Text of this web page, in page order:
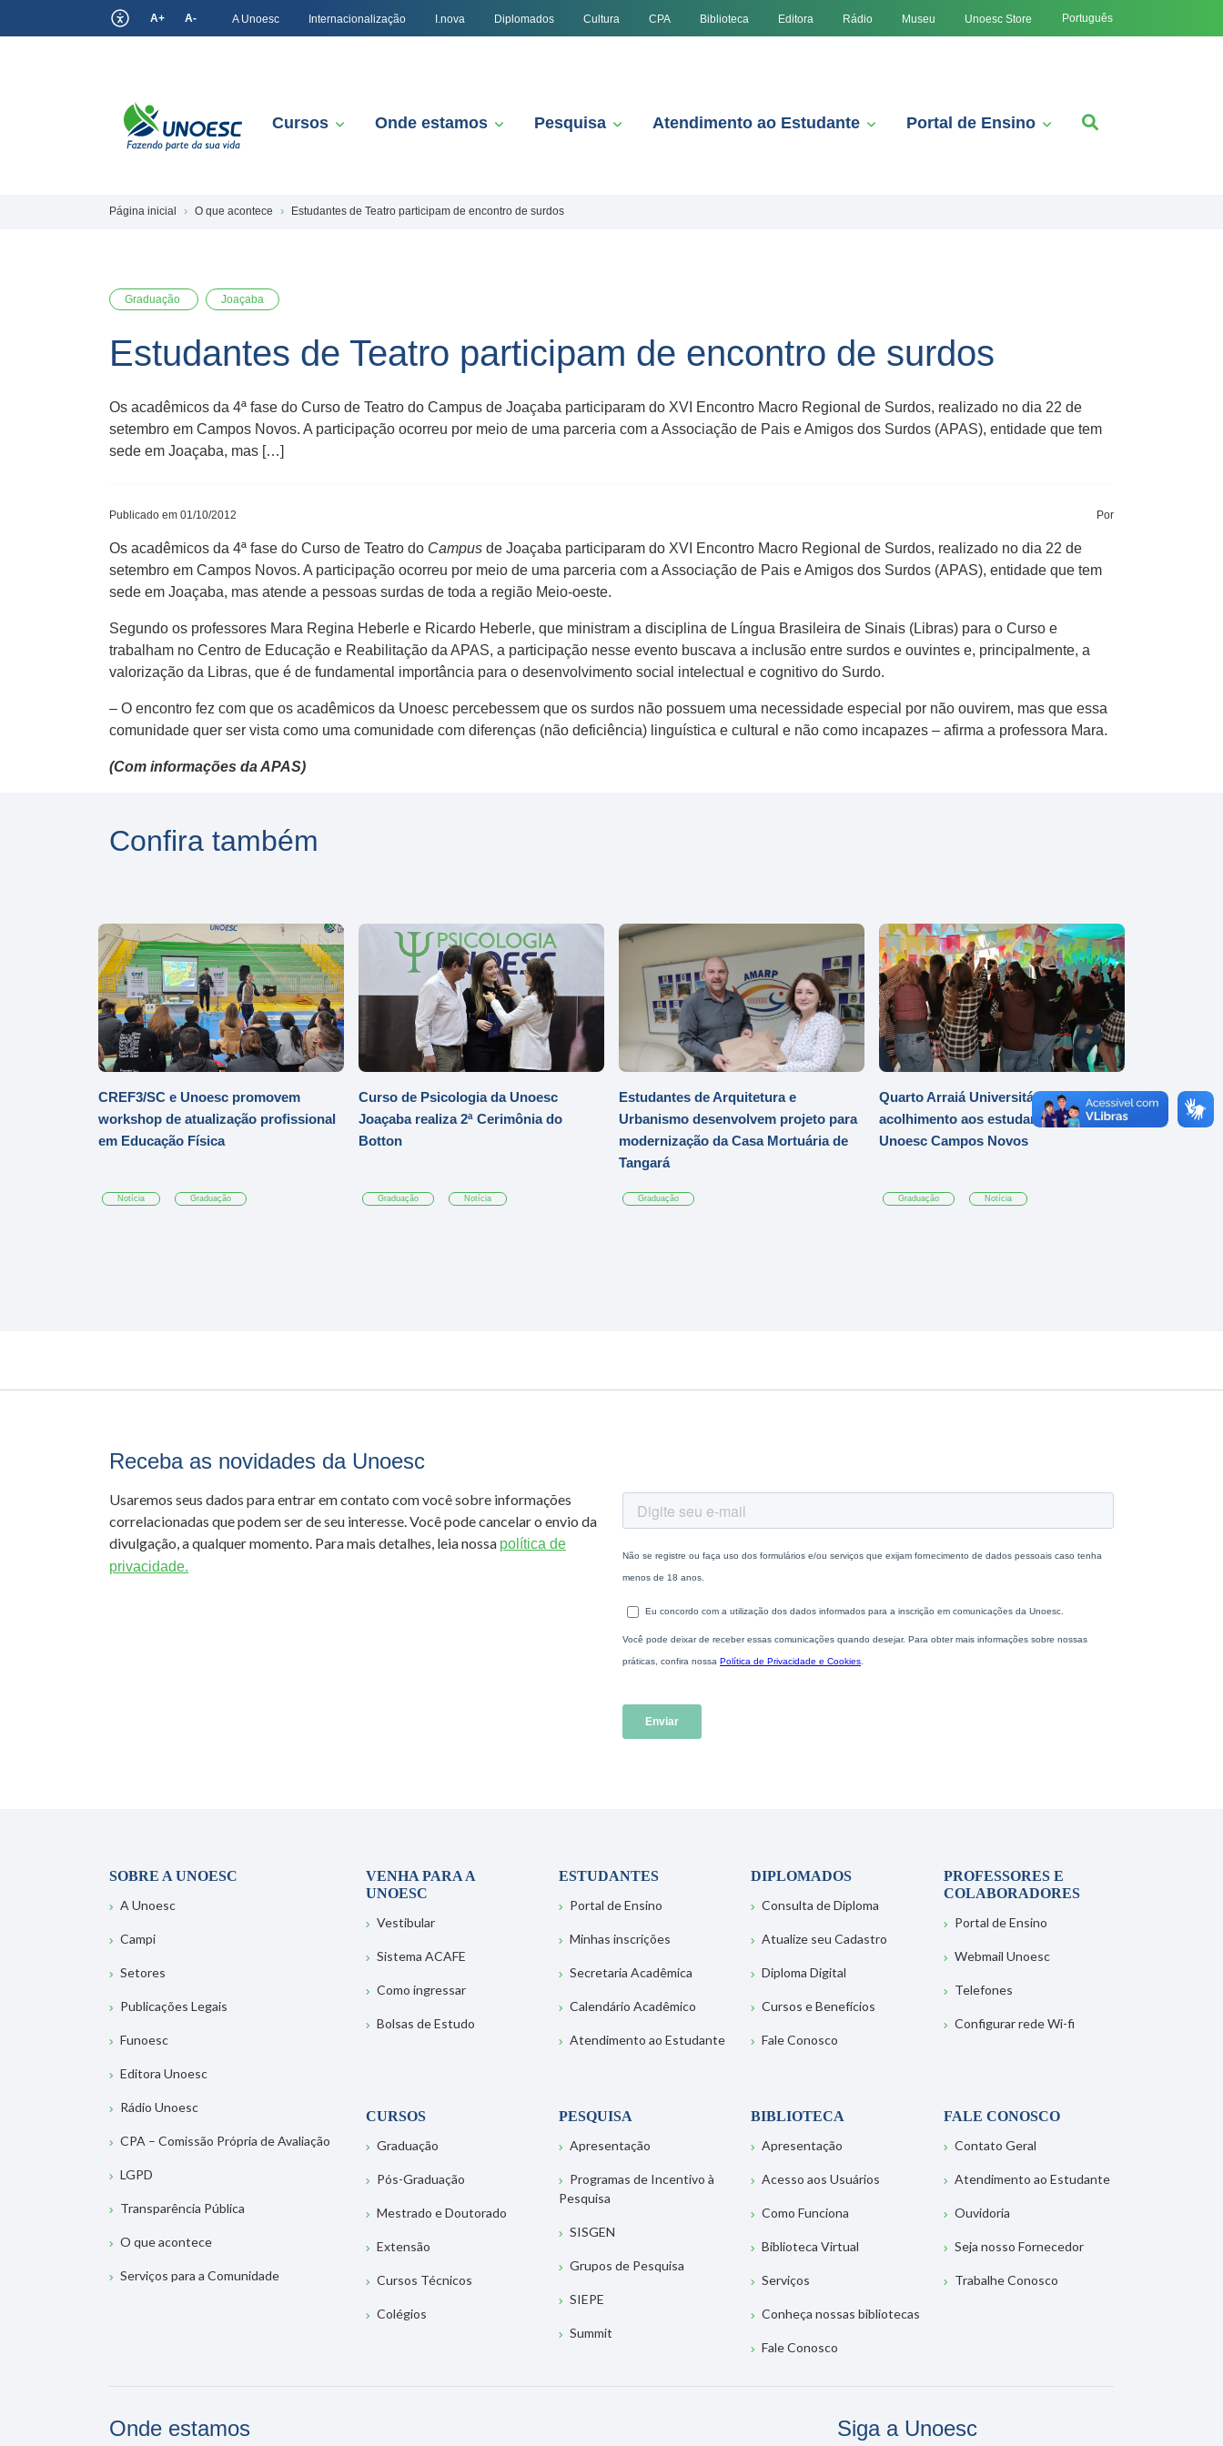
A+ A- A Unoesc Internacionalização I.nova Diplomados Cultura CPA Biblioteca Editora Rádio Museu Unoesc Store Português
Cursos Onde estamos Pesquisa Atendimento ao Estudante Portal de Ensino
Página inicial O que acontece Estudantes de Teatro participam de encontro de surdos
Graduação Joaçaba
Estudantes de Teatro participam de encontro de surdos
Os acadêmicos da 4ª fase do Curso de Teatro do Campus de Joaçaba participaram do XVI Encontro Macro Regional de Surdos, realizado no dia 22 de
setembro em Campos Novos. A participação ocorreu por meio de uma parceria com a Associação de Pais e Amigos dos Surdos (APAS), entidade que tem
sede em Joaçaba, mas […]
Publicado em 01/10/2012 Por
Os acadêmicos da 4ª fase do Curso de Teatro do Campus de Joaçaba participaram do XVI Encontro Macro Regional de Surdos, realizado no dia 22 de
setembro em Campos Novos. A participação ocorreu por meio de uma parceria com a Associação de Pais e Amigos dos Surdos (APAS), entidade que tem
sede em Joaçaba, mas atende a pessoas surdas de toda a região Meio-oeste.
Segundo os professores Mara Regina Heberle e Ricardo Heberle, que ministram a disciplina de Língua Brasileira de Sinais (Libras) para o Curso e
trabalham no Centro de Educação e Reabilitação da APAS, a participação nesse evento buscava a inclusão entre surdos e ouvintes e, principalmente, a
valorização da Libras, que é de fundamental importância para o desenvolvimento social intelectual e cognitivo do Surdo.
– O encontro fez com que os acadêmicos da Unoesc percebessem que os surdos não possuem uma necessidade especial por não ouvirem, mas que essa
comunidade quer ser vista como uma comunidade com diferenças (não deficiência) linguística e cultural e não como incapazes – afirma a professora Mara.
(Com informações da APAS)
Confira também
CREF3/SC e Unoesc promovem
workshop de atualização profissional
em Educação Física
Notícia Graduação
Curso de Psicologia da Unoesc
Joaçaba realiza 2ª Cerimônia do
Botton
Graduação Notícia
Estudantes de Arquitetura e
Urbanismo desenvolvem projeto para
modernização da Casa Mortuária de
Tangará
Graduação
Quarto Arraiá Universitário marca
acolhimento aos estudantes da
Unoesc Campos Novos
Graduação Notícia
Receba as novidades da Unoesc
Usaremos seus dados para entrar em contato com você sobre informações
correlacionadas que podem ser de seu interesse. Você pode cancelar o envio da
divulgação, a qualquer momento. Para mais detalhes, leia nossa política de
privacidade.
SOBRE A UNOESC
A Unoesc
Campi
Setores
Publicações Legais
Funoesc
Editora Unoesc
Rádio Unoesc
CPA – Comissão Própria de Avaliação
LGPD
Transparência Pública
O que acontece
Serviços para a Comunidade
VENHA PARA A
UNOESC
Vestibular
Sistema ACAFE
Como ingressar
Bolsas de Estudo
ESTUDANTES
Portal de Ensino
Minhas inscrições
Secretaria Acadêmica
Calendário Acadêmico
Atendimento ao Estudante
DIPLOMADOS
Consulta de Diploma
Atualize seu Cadastro
Diploma Digital
Cursos e Benefícios
Fale Conosco
PROFESSORES E
COLABORADORES
Portal de Ensino
Webmail Unoesc
Telefones
Configurar rede Wi-fi
CURSOS
Graduação
Pós-Graduação
Mestrado e Doutorado
Extensão
Cursos Técnicos
Colégios
PESQUISA
Apresentação
Programas de Incentivo à
Pesquisa
SISGEN
Grupos de Pesquisa
SIEPE
Summit
BIBLIOTECA
Apresentação
Acesso aos Usuários
Como Funciona
Biblioteca Virtual
Serviços
Conheça nossas bibliotecas
Fale Conosco
FALE CONOSCO
Contato Geral
Atendimento ao Estudante
Ouvidoria
Seja nosso Fornecedor
Trabalhe Conosco
Onde estamos Siga a Unoesc